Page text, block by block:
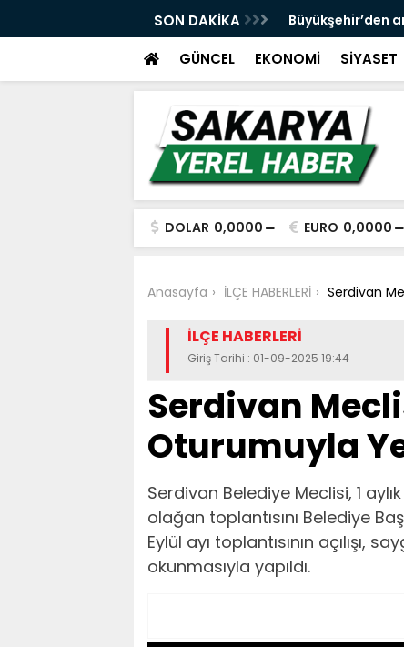
SON DAKİKA
ve spor yatırımlarını hayata geçirmeye Büyükşehir’den
GÜNCEL EKONOMİ SİYASET
DOLAR 0,0000 EURO 0,0000
Anasayfa İLÇE HABERLERİ Serdivan
İLÇE HABERLERİ
Giriş Tarihi : 01-09-2025 19:44
Serdivan
Oturumuyla
Serdivan Belediye Meclisi, 1
olağan toplantısını Belediye
Eylül ayı toplantısının açılışı,
okunmasıyla yapıldı.